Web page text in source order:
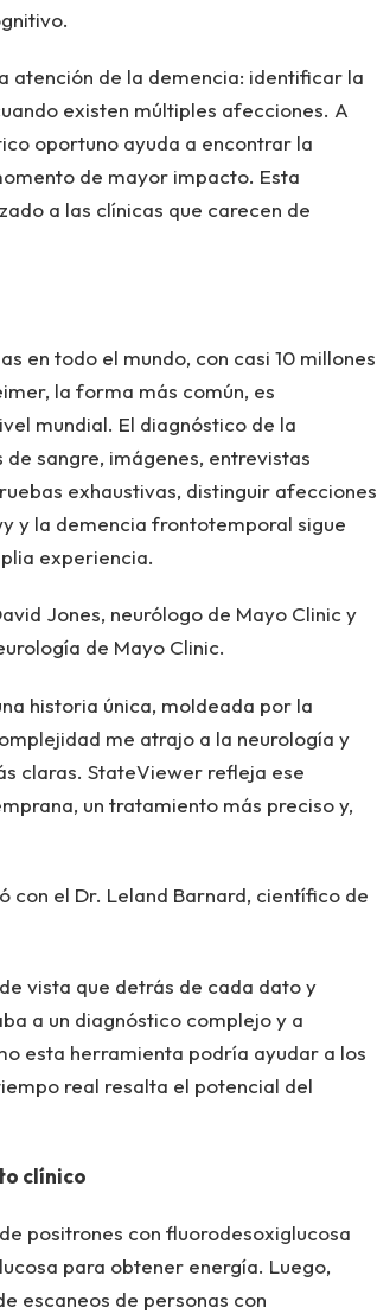
atención de la demencia: identificar la
existen múltiples afecciones. A
oportuno ayuda a encontrar la
de mayor impacto. Esta
a las clínicas que carecen de
en todo el mundo, con casi 10 millones
la forma más común, es
mundial. El diagnóstico de la
sangre, imágenes, entrevistas
exhaustivas, distinguir afecciones
y la demencia frontotemporal sigue
experiencia.
Jones, neurólogo de Mayo Clinic y
de Mayo Clinic.
historia única, moldeada por la
me atrajo a la neurología y
claras. StateViewer refleja ese
un tratamiento más preciso y,
​​con el Dr. Leland Barnard, científico de
vista que detrás de cada dato y
a un diagnóstico complejo y a
esta herramienta podría ayudar a los
real resalta el potencial del
clínico
positrones con fluorodesoxiglucosa
para obtener energía. Luego,
escaneos de personas con